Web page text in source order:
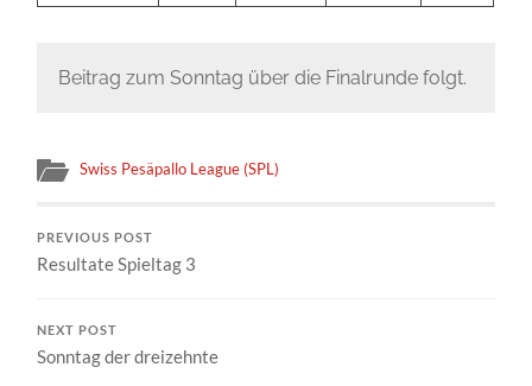
Beitrag zum Sonntag über die Finalrunde folgt.
Swiss Pesäpallo League (SPL)
PREVIOUS POST
Resultate Spieltag 3
NEXT POST
Sonntag der dreizehnte